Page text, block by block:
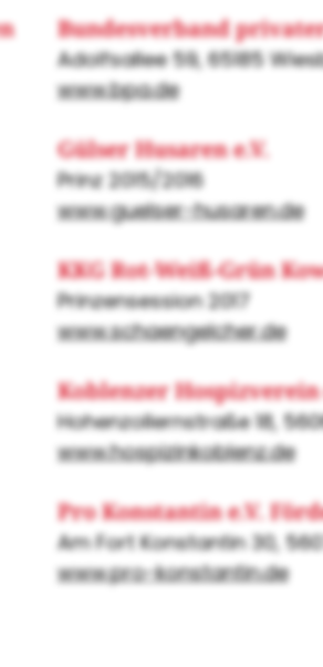
Bundesverband
Adolfsallee 59, 65185
www.bpa.de
Gülser Husaren e.V.
Prinz 2015/2016
www.guelser-husaren.de
KKG Rot-Weiß-Grün
Prinzensession 2017
www.schaengelcher.de
Koblenzer Hospizverein
Hohenzollernstraße 18,
www.hospizinkoblenz.de
Pro Konstantin e.V.
Am Fort Konstantin 30,
www.pro-konstantin.de